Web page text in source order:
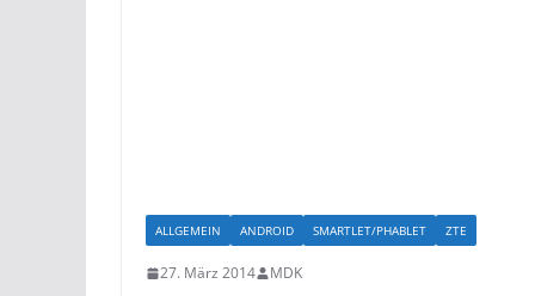
ALLGEMEIN ANDROID SMARTLET/PHABLET ZTE
27. März 2014 MDK